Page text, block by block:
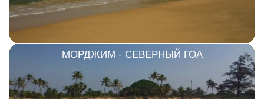
МОРДЖИМ - СЕВЕРНЫЙ ГОА